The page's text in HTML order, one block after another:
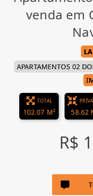
venda em
APARTAMENTOS 02
TOTAL
102.07 M² 58.62
R$